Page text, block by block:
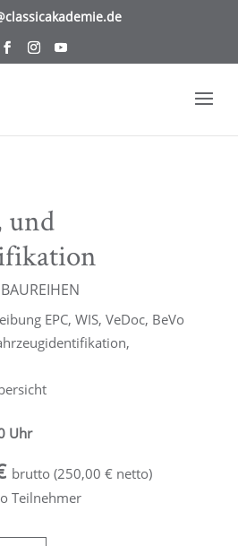
und
EPC, WIS, VeDoc, BeVo
Uhr
brutto (250,00 € netto)
Teilnehmer